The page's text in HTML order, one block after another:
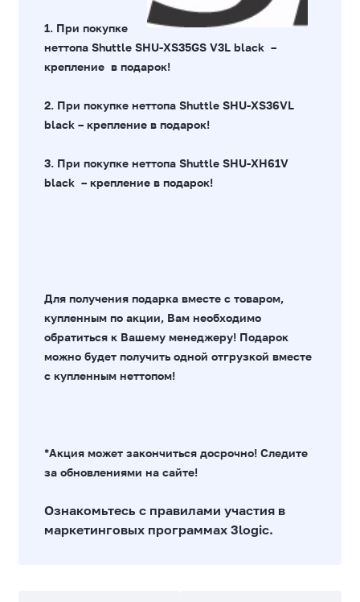
1. При покупке
неттопаShuttle SHU-XS35GS V3L black –
крепление в подарок!
2. При покупке неттопаShuttle SHU-XS36VL
black –крепление в подарок!
3. При покупке неттопаShuttle SHU-XH61V
black –крепление в подарок!
Для получения подарка вместе с товаром,
купленным по акции, Вам необходимо
обратиться к Вашему менеджеру! Подарок
можно будет получить одной отгрузкой вместе
с купленным неттопом!
*Акция может закончиться досрочно! Следите
за обновлениями на сайте!
Ознакомьтесь с правилами участия в
маркетинговых программах 3logic.